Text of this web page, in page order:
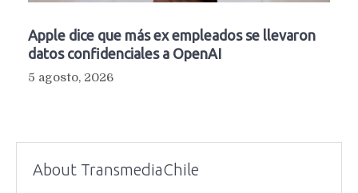
Apple dice que más ex empleados se llevaron
datos confidenciales a OpenAI
5 agosto, 2026
About TransmediaChile